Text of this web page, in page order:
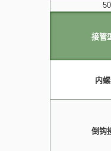
50
接管
内
倒钩